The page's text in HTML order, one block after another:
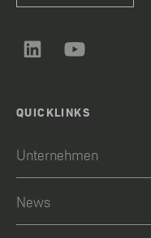
QUICKLINKS
Unternehmen
News